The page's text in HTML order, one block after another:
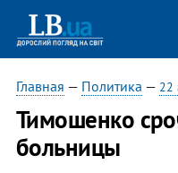
Главная — Политика — 22
Тимошенко
больницы